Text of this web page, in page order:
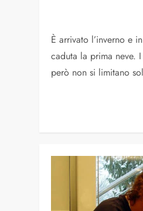
È arrivato l’inverno e
caduta la prima neve.
però non si limitano